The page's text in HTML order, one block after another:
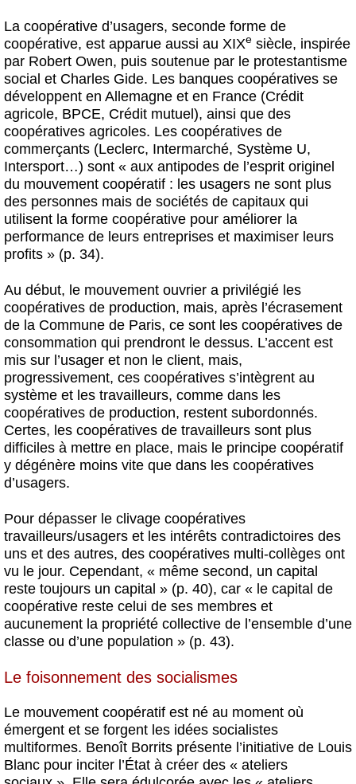
La coopérative d’usagers, seconde forme de
coopérative, est apparue aussi au XIXe siècle, inspirée
par Robert Owen, puis soutenue par le protestantisme
social et Charles Gide. Les banques coopératives se
développent en Allemagne et en France (Crédit
agricole, BPCE, Crédit mutuel), ainsi que des
coopératives agricoles. Les coopératives de
commerçants (Leclerc, Intermarché, Système U,
Intersport…) sont « aux antipodes de l’esprit originel
du mouvement coopératif : les usagers ne sont plus
des personnes mais de sociétés de capitaux qui
utilisent la forme coopérative pour améliorer la
performance de leurs entreprises et maximiser leurs
profits » (p. 34).
Au début, le mouvement ouvrier a privilégié les
coopératives de production, mais, après l’écrasement
de la Commune de Paris, ce sont les coopératives de
consommation qui prendront le dessus. L’accent est
mis sur l’usager et non le client, mais,
progressivement, ces coopératives s’intègrent au
système et les travailleurs, comme dans les
coopératives de production, restent subordonnés.
Certes, les coopératives de travailleurs sont plus
difficiles à mettre en place, mais le principe coopératif
y dégénère moins vite que dans les coopératives
d’usagers.
Pour dépasser le clivage coopératives
travailleurs/usagers et les intérêts contradictoires des
uns et des autres, des coopératives multi-collèges ont
vu le jour. Cependant, « même second, un capital
reste toujours un capital » (p. 40), car « le capital de
coopérative reste celui de ses membres et
aucunement la propriété collective de l’ensemble d’une
classe ou d’une population » (p. 43).
Le foisonnement des socialismes
Le mouvement coopératif est né au moment où
émergent et se forgent les idées socialistes
multiformes. Benoît Borrits présente l’initiative de Louis
Blanc pour inciter l’État à créer des « ateliers